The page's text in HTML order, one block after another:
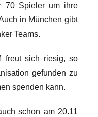
70 Spieler um ihre
in München gibt
Teams.
freut sich riesig, so
gefunden zu
spenden kann.
schon am 20.11